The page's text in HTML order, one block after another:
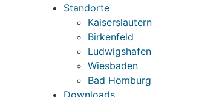
Standorte
Kaiserslautern
Birkenfeld
Ludwigshafen
Wiesbaden
Bad Homburg
Downloads